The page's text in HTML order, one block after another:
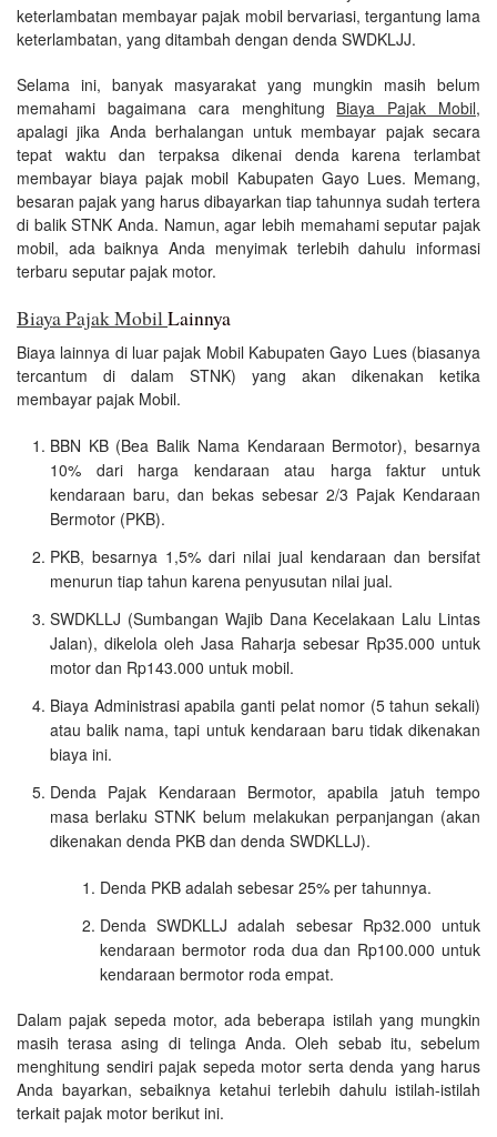
keterlambatan membayar pajak mobil bervariasi, tergantung lama
keterlambatan, yang ditambah dengan denda SWDKLJJ.
Selama ini, banyak masyarakat yang mungkin masih belum
memahami bagaimana cara menghitung Biaya Pajak Mobil,
apalagi jika Anda berhalangan untuk membayar pajak secara
tepat waktu dan terpaksa dikenai denda karena terlambat
membayar biaya pajak mobil Kabupaten Gayo Lues. Memang,
besaran pajak yang harus dibayarkan tiap tahunnya sudah tertera
di balik STNK Anda. Namun, agar lebih memahami seputar pajak
mobil, ada baiknya Anda menyimak terlebih dahulu informasi
terbaru seputar pajak motor.
Biaya Pajak MobilLainnya
Biaya lainnya di luar pajak Mobil Kabupaten Gayo Lues (biasanya
tercantum di dalam STNK) yang akan dikenakan ketika
membayar pajak Mobil.
BBN KB (Bea Balik Nama Kendaraan Bermotor), besarnya
10% dari harga kendaraan atau harga faktur untuk
kendaraan baru, dan bekas sebesar 2/3 Pajak Kendaraan
Bermotor (PKB).
PKB, besarnya 1,5% dari nilai jual kendaraan dan bersifat
menurun tiap tahun karena penyusutan nilai jual.
SWDKLLJ (Sumbangan Wajib Dana Kecelakaan Lalu Lintas
Jalan), dikelola oleh Jasa Raharja sebesar Rp35.000 untuk
motor dan Rp143.000 untuk mobil.
Biaya Administrasi apabila ganti pelat nomor (5 tahun sekali)
atau balik nama, tapi untuk kendaraan baru tidak dikenakan
biaya ini.
Denda Pajak Kendaraan Bermotor, apabila jatuh tempo
masa berlaku STNK belum melakukan perpanjangan (akan
dikenakan denda PKB dan denda SWDKLLJ).
Denda PKB adalah sebesar 25% per tahunnya.
Denda SWDKLLJ adalah sebesar Rp32.000 untuk
kendaraan bermotor roda dua dan Rp100.000 untuk
kendaraan bermotor roda empat.
Dalam pajak sepeda motor, ada beberapa istilah yang mungkin
masih terasa asing di telinga Anda. Oleh sebab itu, sebelum
menghitung sendiri pajak sepeda motor serta denda yang harus
Anda bayarkan, sebaiknya ketahui terlebih dahulu istilah-istilah
terkait pajak motor berikut ini.